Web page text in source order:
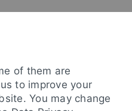
of them are
to improve your
You may change